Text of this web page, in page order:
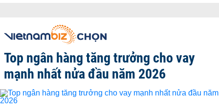
Top ngân hàng tăng trưởng cho vay
mạnh nhất nửa đầu năm 2026